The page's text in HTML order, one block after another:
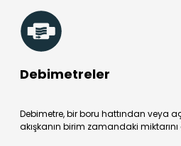
Debimetreler
Debimetre, bir boru hattından veya
akışkanın birim zamandaki